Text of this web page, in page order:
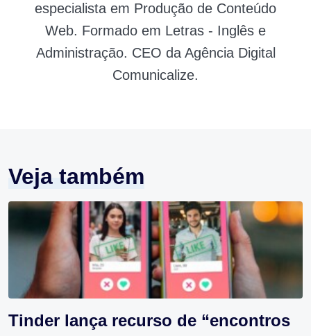
especialista em Produção de Conteúdo
Web. Formado em Letras - Inglês e
Administração. CEO da Agência Digital
Comunicalize.
Veja também
Tinder lança recurso de “encontros